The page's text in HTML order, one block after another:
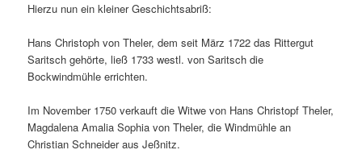
Hierzu nun ein kleiner Geschichtsabriß:
Hans Christoph von Theler, dem seit März 1722 das Rittergut
Saritsch gehörte, ließ 1733 westl. von Saritsch die
Bockwindmühle errichten.
Im November 1750 verkauft die Witwe von Hans Christopf Theler,
Magdalena Amalia Sophia von Theler, die Windmühle an
Christian Schneider aus Jeßnitz.